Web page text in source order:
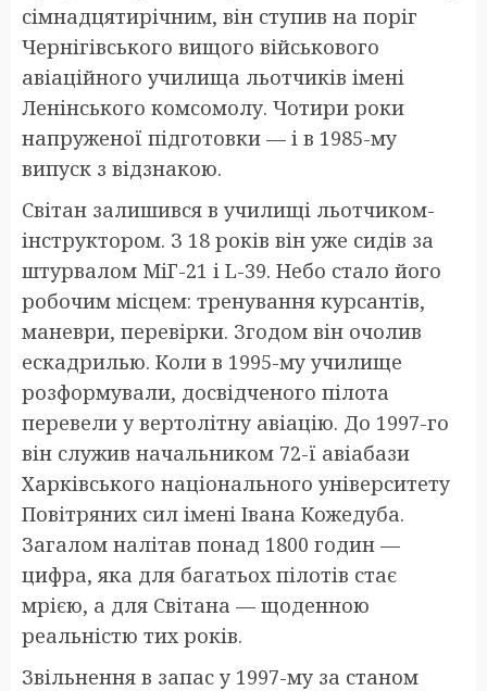
сімнадцятирічним, він ступив на поріг
Чернігівського вищого військового
авіаційного училища льотчиків імені
Ленінського комсомолу. Чотири роки
напруженої підготовки — і в 1985-му
випуск з відзнакою.
Світан залишився в училищі льотчиком-
інструктором. З 18 років він уже сидів за
штурвалом МіГ-21 і L-39. Небо стало його
робочим місцем: тренування курсантів,
маневри, перевірки. Згодом він очолив
ескадрилью. Коли в 1995-му училище
розформували, досвідченого пілота
перевели у вертолітну авіацію. До 1997-го
він служив начальником 72-ї авіабази
Харківського національного університету
Повітряних сил імені Івана Кожедуба.
Загалом налітав понад 1800 годин —
цифра, яка для багатьох пілотів стає
мрією, а для Світана — щоденною
реальністю тих років.
Звільнення в запас у 1997-му за станом